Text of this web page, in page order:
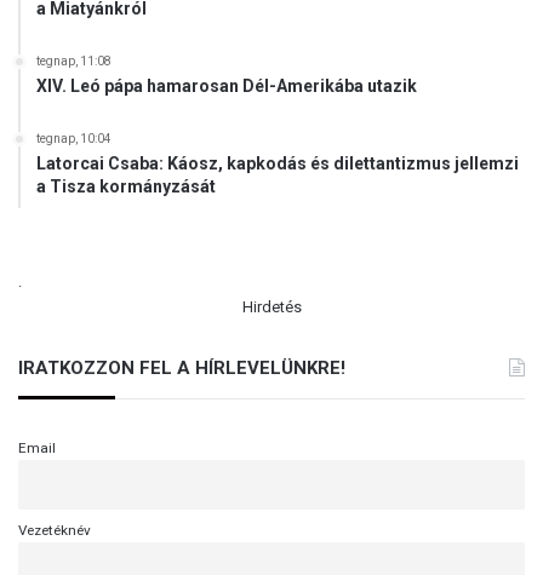
a Miatyánkról
tegnap, 11:08
XIV. Leó pápa hamarosan Dél-Amerikába utazik
tegnap, 10:04
Latorcai Csaba: Káosz, kapkodás és dilettantizmus jellemzi
a Tisza kormányzását
.
Hirdetés
IRATKOZZON FEL A HÍRLEVELÜNKRE!
Email
Vezetéknév